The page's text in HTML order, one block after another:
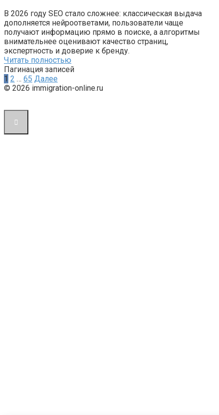
В 2026 году SEO стало сложнее: классическая выдача
дополняется нейроответами, пользователи чаще
получают информацию прямо в поиске, а алгоритмы
внимательнее оценивают качество страниц,
экспертность и доверие к бренду.
Читать полностью
Пагинация записей
1 2 … 65 Далее
© 2026 immigration-online.ru